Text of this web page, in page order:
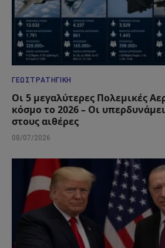
ΓΕΩΣΤΡΑΤΗΓΙΚΉ
Οι 5 μεγαλύτερες Πολεμικές
κόσμο το 2026 – Οι
στους αιθέρες
08/07/2026